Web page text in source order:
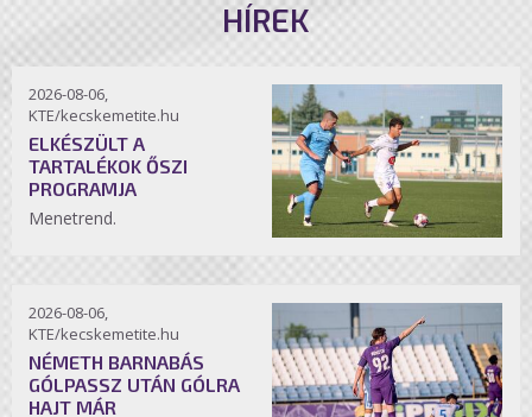
HÍREK
2026-08-06,
KTE/kecskemetite.hu
ELKÉSZÜLT A
TARTALÉKOK ŐSZI
PROGRAMJA
Menetrend.
2026-08-06,
KTE/kecskemetite.hu
NÉMETH BARNABÁS
GÓLPASSZ UTÁN GÓLRA
HAJT MÁR